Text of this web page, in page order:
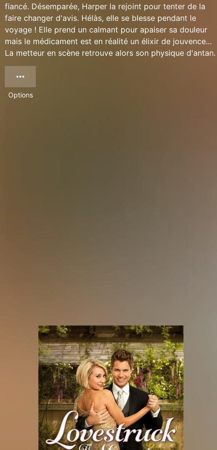
fiancé. Désemparée, Harper la rejoint pour tenter de la
faire changer d'avis. Hélàs, elle se blesse pendant le
voyage ! Elle prend un calmant pour apaiser sa douleur
mais le médicament est en réalité un élixir de jouvence...
La metteur en scène retrouve alors son physique d'antan.
Options